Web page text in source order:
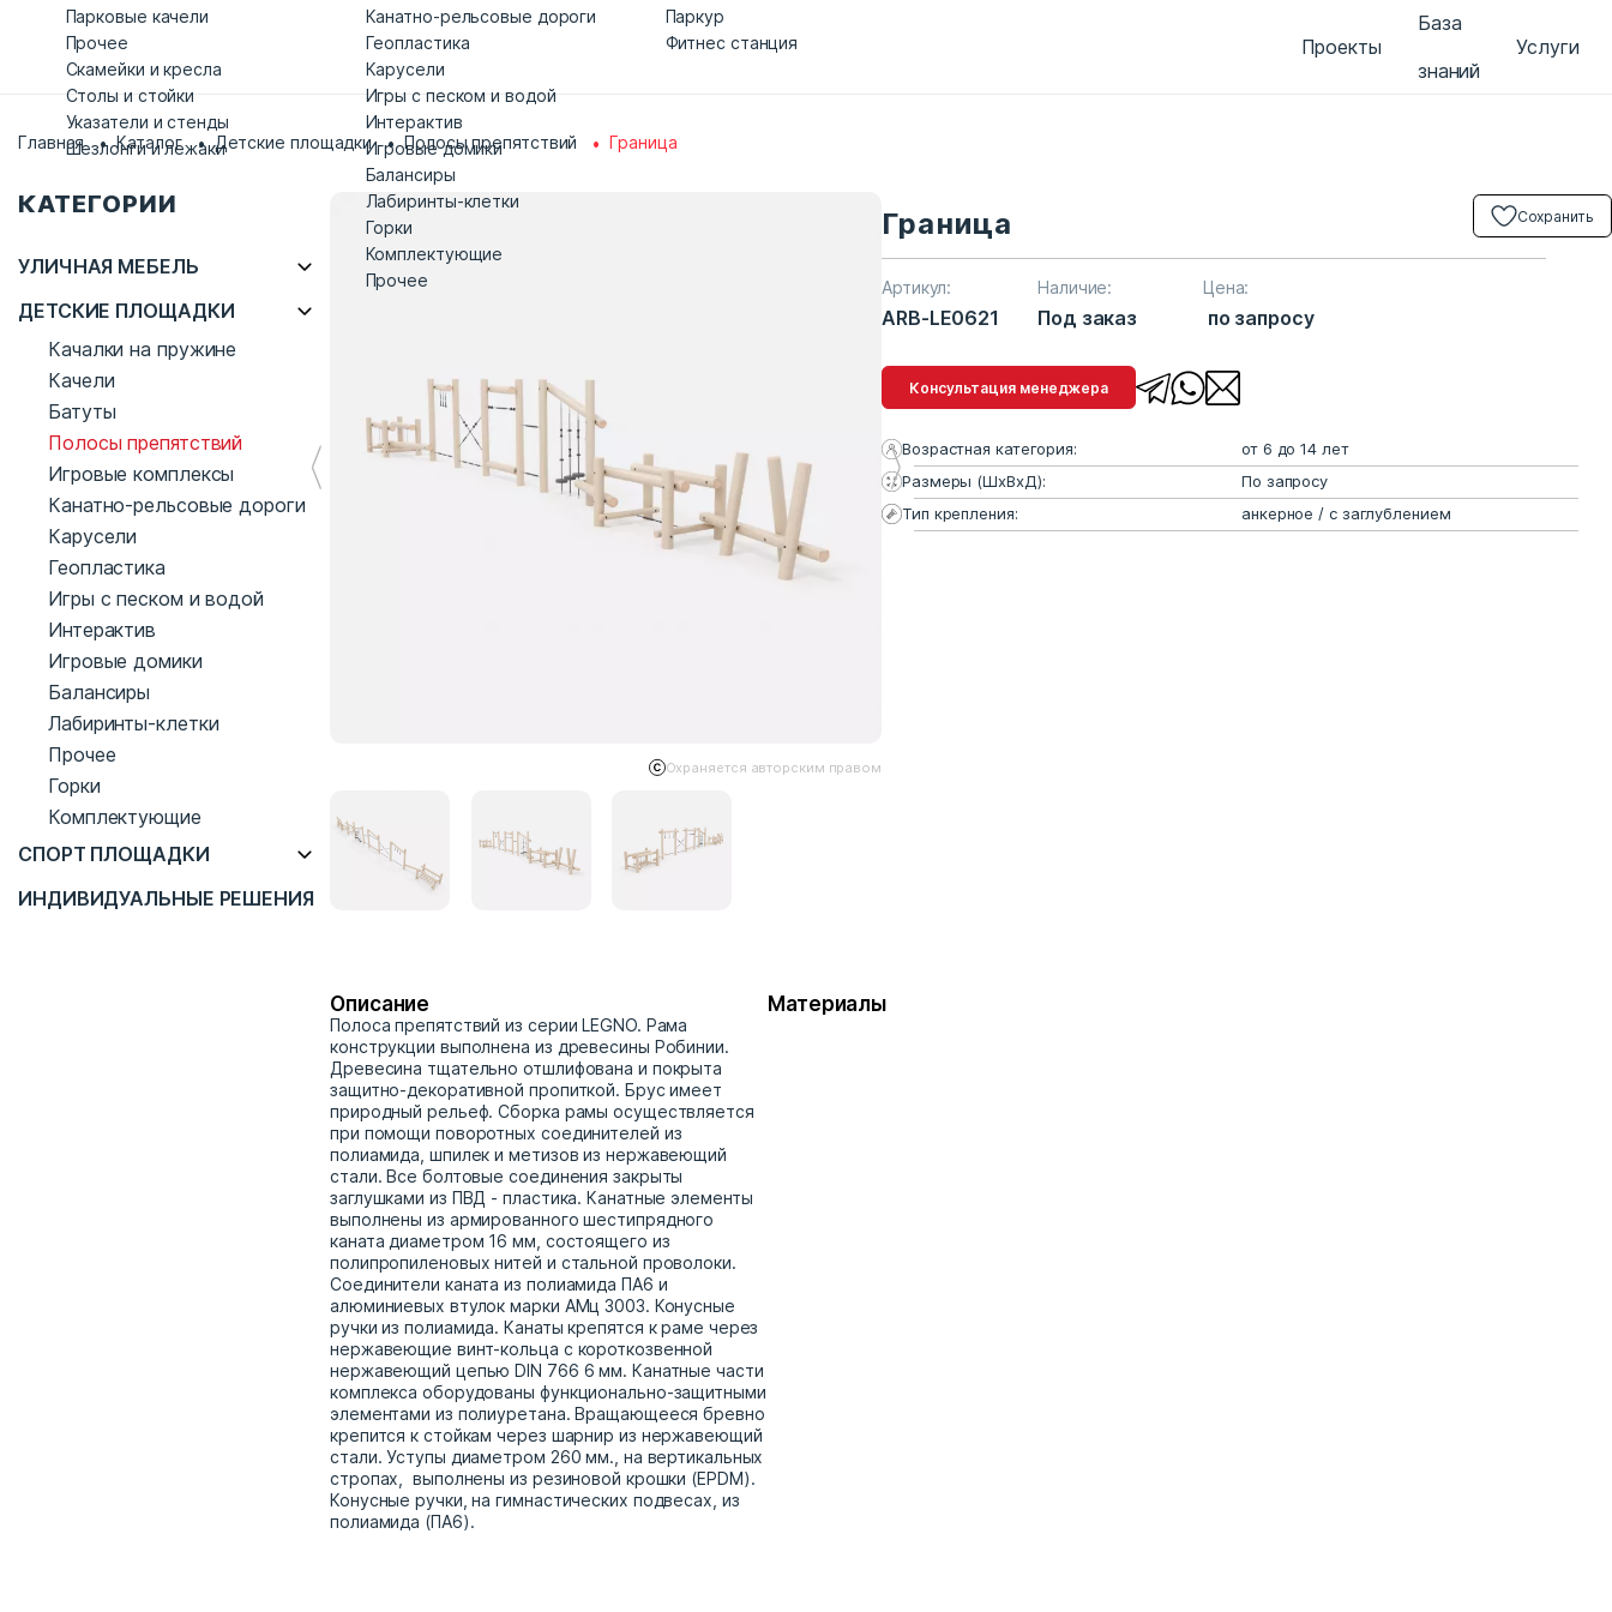
Парковые качели
Прочее
Скамейки и кресла
Столы и стойки
Указатели и стенды
Шезлонги и лежаки
Канатно-рельсовые дороги
Геопластика
Карусели
Игры с песком и водой
Интерактив
Игровые домики
Балансиры
Лабиринты-клетки
Горки
Комплектующие
Прочее
Паркур
Фитнес станция
Проекты
База
знаний
Услуги
Главная Каталог Детские площадки Полосы препятствий Граница
КАТЕГОРИИ
УЛИЧНАЯ МЕБЕЛЬ
ДЕТСКИЕ ПЛОЩАДКИ
Качалки на пружине
Качели
Батуты
Полосы препятствий
Игровые комплексы
Канатно-рельсовые дороги
Карусели
Геопластика
Игры с песком и водой
Интерактив
Игровые домики
Балансиры
Лабиринты-клетки
Прочее
Горки
Комплектующие
СПОРТ ПЛОЩАДКИ
ИНДИВИДУАЛЬНЫЕ РЕШЕНИЯ
Охраняется авторским правом
Граница
Артикул:
ARB-LE0621
Наличие:
Под заказ
Цена:
по запросу
Сохранить
Консультация менеджера
Возрастная категория:
от 6 до 14 лет
Размеры (ШхВхД):
По запросу
Тип крепления:
анкерное / с заглублением
Описание
Полоса препятствий из серии LEGNO. Рама
конструкции выполнена из древесины Робинии.
Древесина тщательно отшлифована и покрыта
защитно-декоративной пропиткой. Брус имеет
природный рельеф. Сборка рамы осуществляется
при помощи поворотных соединителей из
полиамида, шпилек и метизов из нержавеющий
стали. Все болтовые соединения закрыты
заглушками из ПВД - пластика. Канатные элементы
выполнены из армированного шестипрядного
каната диаметром 16 мм, состоящего из
полипропиленовых нитей и стальной проволоки.
Соединители каната из полиамида ПА6 и
алюминиевых втулок марки АМц 3003. Конусные
ручки из полиамида. Канаты крепятся к раме через
нержавеющие винт-кольца с короткозвенной
нержавеющий цепью DIN 766 6 мм. Канатные части
комплекса оборудованы функционально-защитными
элементами из полиуретана. Вращающееся бревно
крепится к стойкам через шарнир из нержавеющий
стали. Уступы диаметром 260 мм., на вертикальных
стропах, выполнены из резиновой крошки (EPDM).
Конусные ручки, на гимнастических подвесах, из
полиамида (ПА6).
Материалы